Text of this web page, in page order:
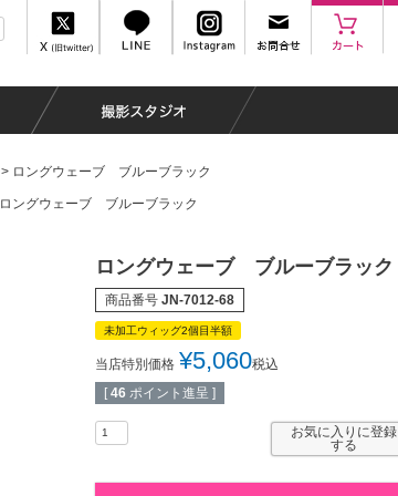
ロングウェーブ ブルーブラック
ロングウェーブ ブルーブラック
ロングウェーブ ブルーブラック
商品番号 JN-7012-68
未加工ウィッグ2個目半額
当店特別価格 ¥5,060税込
[ 46 ポイント進呈 ]
お気に入りに登録
する